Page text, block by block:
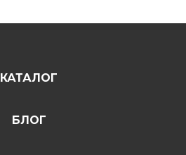
КАТАЛОГ
БЛОГ